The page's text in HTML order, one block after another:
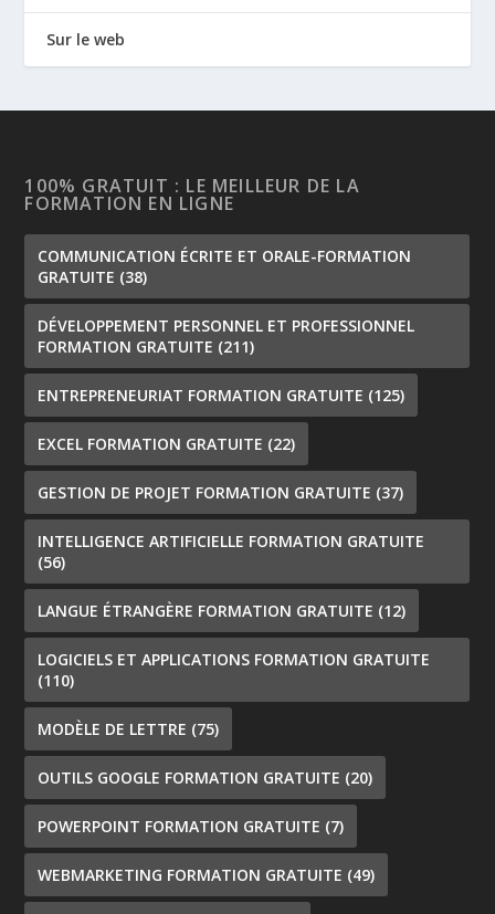
Sur le web
100% GRATUIT : LE MEILLEUR DE LA
FORMATION EN LIGNE
COMMUNICATION ÉCRITE ET ORALE-FORMATION
GRATUITE (38)
DÉVELOPPEMENT PERSONNEL ET PROFESSIONNEL
FORMATION GRATUITE (211)
ENTREPRENEURIAT FORMATION GRATUITE (125)
EXCEL FORMATION GRATUITE (22)
GESTION DE PROJET FORMATION GRATUITE (37)
INTELLIGENCE ARTIFICIELLE FORMATION GRATUITE
(56)
LANGUE ÉTRANGÈRE FORMATION GRATUITE (12)
LOGICIELS ET APPLICATIONS FORMATION GRATUITE
(110)
MODÈLE DE LETTRE (75)
OUTILS GOOGLE FORMATION GRATUITE (20)
POWERPOINT FORMATION GRATUITE (7)
WEBMARKETING FORMATION GRATUITE (49)